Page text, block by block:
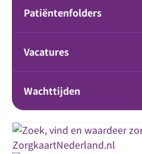
Patiëntenfolders
Vacatures
Wachttijden